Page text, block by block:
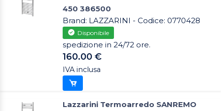
450 386500
Brand: LAZZARINI - Codice: 0770428
Disponibile
spedizione in 24/72 ore.
160.00 €
IVA inclusa
Lazzarini Termoarredo SANREMO